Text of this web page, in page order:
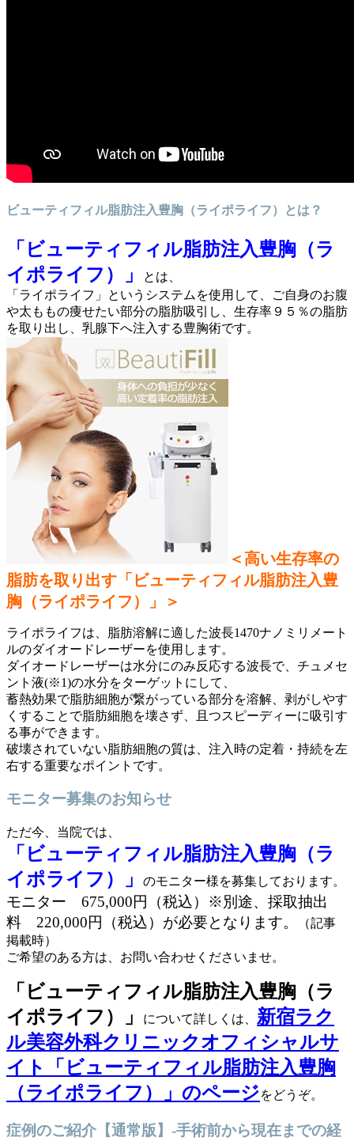
ビューティフィル脂肪注入豊胸（ライポライフ）とは？
「ビューティフィル脂肪注入豊胸（ラ
イポライフ）」
とは、
「ライポライフ」というシステムを使用して、ご自身のお腹
や太ももの痩せたい部分の脂肪吸引し、生存率９５％の脂肪
を取り出し、乳腺下へ注入する豊胸術です。
＜高い生存率の
脂肪を取り出す「ビューティフィル脂肪注入豊
胸（ライポライフ）」＞
ライポライフは、脂肪溶解に適した波長1470ナノミリメート
ルのダイオードレーザーを使用します。
ダイオードレーザーは水分にのみ反応する波長で、チュメセ
ント液(※1)の水分をターゲットにして、
蓄熱効果で脂肪細胞が繋がっている部分を溶解、剥がしやす
くすることで脂肪細胞を壊さず、且つスピーディーに吸引 す
る事ができます。
破壊されていない脂肪細胞の質は、注入時の定着・持続を左
右する重要なポイントです。
モニター募集のお知らせ
ただ今、当院では、
「ビューティフィル脂肪注入豊胸（ラ
イポライフ）」
のモニター様を募集しております。
モニター 675,000円（税込） ※別途、採取抽出
料 220,000円（税込）が必要となります。
（記事
掲載時）
ご希望のある方は、お問い合わせくださいませ。
「ビューティフィル脂肪注入豊胸（ラ
イポライフ）」
について詳しくは、 新宿ラク
ル美容外科クリニックオフィシャルサ
イト「ビューティフィル脂肪注入豊胸
（ライポライフ）」のページをどうぞ。
症例のご紹介【通常版】-手術前から現在までの経